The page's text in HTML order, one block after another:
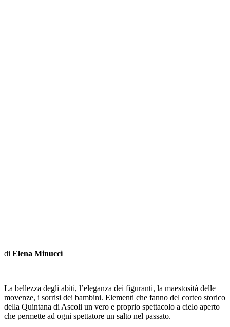
di Elena Minucci
La bellezza degli abiti, l’eleganza dei figuranti, la maestosità delle
movenze, i sorrisi dei bambini. Elementi che fanno del corteo storico
della Quintana di Ascoli un vero e proprio spettacolo a cielo aperto
che permette ad ogni spettatore un salto nel passato.